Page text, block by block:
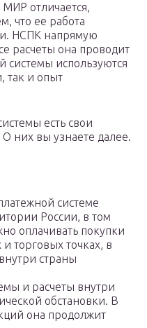
отличается,
что ее работа
НСПК напрямую
расчеты она проводит
системы используются
так и опыт
есть свои
них вы узнаете далее.
системе
России, в том
оплачивать покупки
и торговых точках, в
страны
и расчеты внутри
обстановки. В
она продолжит